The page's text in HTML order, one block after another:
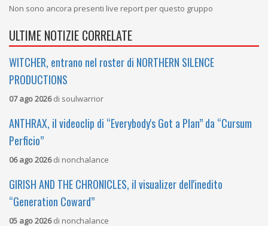
Non sono ancora presenti live report per questo gruppo
ULTIME NOTIZIE CORRELATE
WITCHER, entrano nel roster di NORTHERN SILENCE
PRODUCTIONS
07 ago 2026di soulwarrior
ANTHRAX, il videoclip di “Everybody's Got a Plan” da “Cursum
Perficio”
06 ago 2026di nonchalance
GIRISH AND THE CHRONICLES, il visualizer dell'inedito
“Generation Coward”
05 ago 2026di nonchalance